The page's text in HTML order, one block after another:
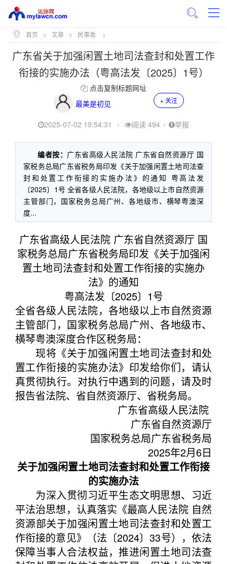
首页 > 文章 > 民事类 >
广东省关于加强闲置土地司法查封和处置工作
衔接的实施办法（粤高法发〔2025〕1号）
点击复制标题网址
最美是初见
+ 关注
2025-07-02 19:54:31 • 阅读 494 • 举报
编者按： 广东省高级人民法院 广东省自然资源厅 国
家税务总局广东省税务局印发《关于加强闲置土地司法查
封和处置工作衔接的实施办法》的通知 粤高法发
〔2025〕1号 全省各级人民法院，各地级以上市自然资源
主管部门，国家税务总局广州、各地级市、横琴粤澳深
度...
广东省高级人民法院 广东省自然资源厅 国
家税务总局广东省税务局印发《关于加强闲
置土地司法查封和处置工作衔接的实施办
法》的通知
粤高法发〔2025〕1号
全省各级人民法院，各地级以上市自然资源
主管部门，国家税务总局广州、各地级市、
横琴粤澳深度合作区税务局：
现将《关于加强闲置土地司法查封和处
置工作衔接的实施办法》印发给你们，请认
真贯彻执行。对执行中遇到的问题，请及时
报告省法院、省自然资源厅、省税务局。
广东省高级人民法院
广东省自然资源厅
国家税务总局广东省税务局
2025年2月6日
关于加强闲置土地司法查封和处置工作衔接
的实施办法
为深入贯彻习近平生态文明思想、习近
平法治思想，认真落实《最高人民法院 自然
资源部关于加强闲置土地司法查封和处置工
作衔接的意见》（法〔2024〕33号），依法
保障当事人合法权益，推进闲置土地司法查